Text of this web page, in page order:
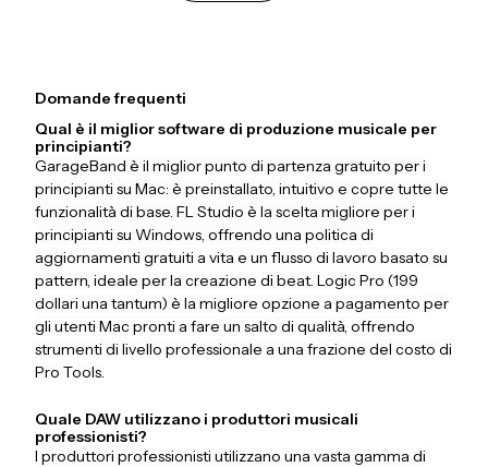
Domande frequenti
Qual è il miglior software di produzione musicale per
principianti?
GarageBand è il miglior punto di partenza gratuito per i
principianti su Mac: è preinstallato, intuitivo e copre tutte le
funzionalità di base. FL Studio è la scelta migliore per i
principianti su Windows, offrendo una politica di
aggiornamenti gratuiti a vita e un flusso di lavoro basato su
pattern, ideale per la creazione di beat. Logic Pro (199
dollari una tantum) è la migliore opzione a pagamento per
gli utenti Mac pronti a fare un salto di qualità, offrendo
strumenti di livello professionale a una frazione del costo di
Pro Tools.
Quale DAW utilizzano i produttori musicali
professionisti?
I produttori professionisti utilizzano una vasta gamma di